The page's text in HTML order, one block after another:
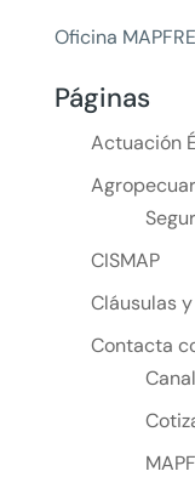
Oficina
Páginas
Actuación
CISMAP
Cláusulas
Contacta